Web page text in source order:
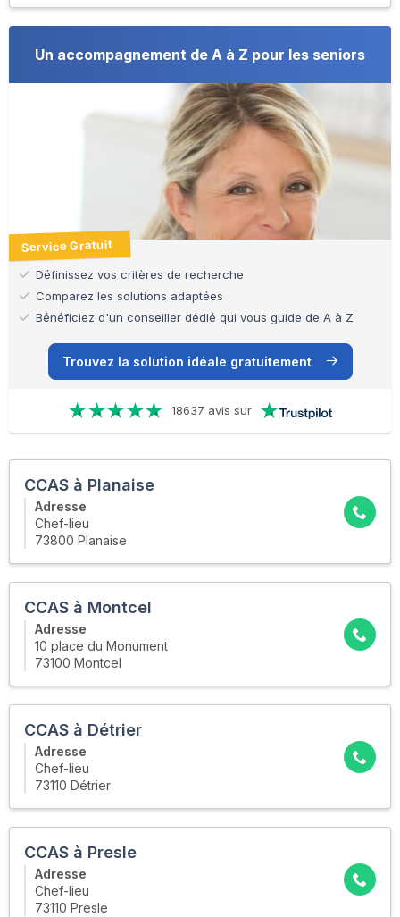
Un accompagnement de A à Z pour les seniors
Service Gratuit
Définissez vos critères de recherche
Comparez les solutions adaptées
Bénéficiez d'un conseiller dédié qui vous guide de A à Z
Trouvez la solution idéale gratuitement
18637 avis sur
CCAS à Planaise
Adresse
Chef-lieu
73800 Planaise
CCAS à Montcel
Adresse
10 place du Monument
73100 Montcel
CCAS à Détrier
Adresse
Chef-lieu
73110 Détrier
CCAS à Presle
Adresse
Chef-lieu
73110 Presle